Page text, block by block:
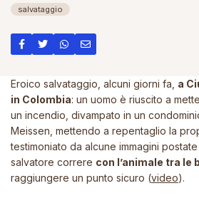
salvataggio
Eroico salvataggio, alcuni giorni fa, a
in Colombia: un uomo è riuscito a
un incendio, divampato in un
Meissen, mettendo a repentaglio la
testimoniato da alcune immagini
salvatore correre con l’animale tra le
raggiungere un punto sicuro (video).